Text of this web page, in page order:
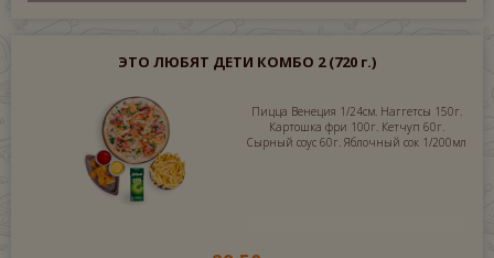
ЭТО ЛЮБЯТ ДЕТИ КОМБО 2(720 г.)
Пицца Венеция 1/24см. Наггетсы 150г.
Картошка фри 100г. Кетчуп 60г.
Сырный соус 60г. Яблочный сок 1/200мл